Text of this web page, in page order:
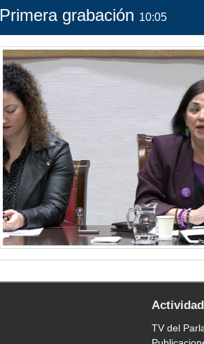
Primera grabación 10:05
TV del